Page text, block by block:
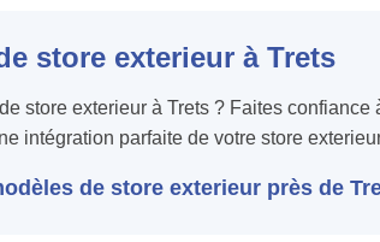
store exterieur à Trets
store exterieur à Trets ? Faites
intégration parfaite de votre store
de store exterieur près de